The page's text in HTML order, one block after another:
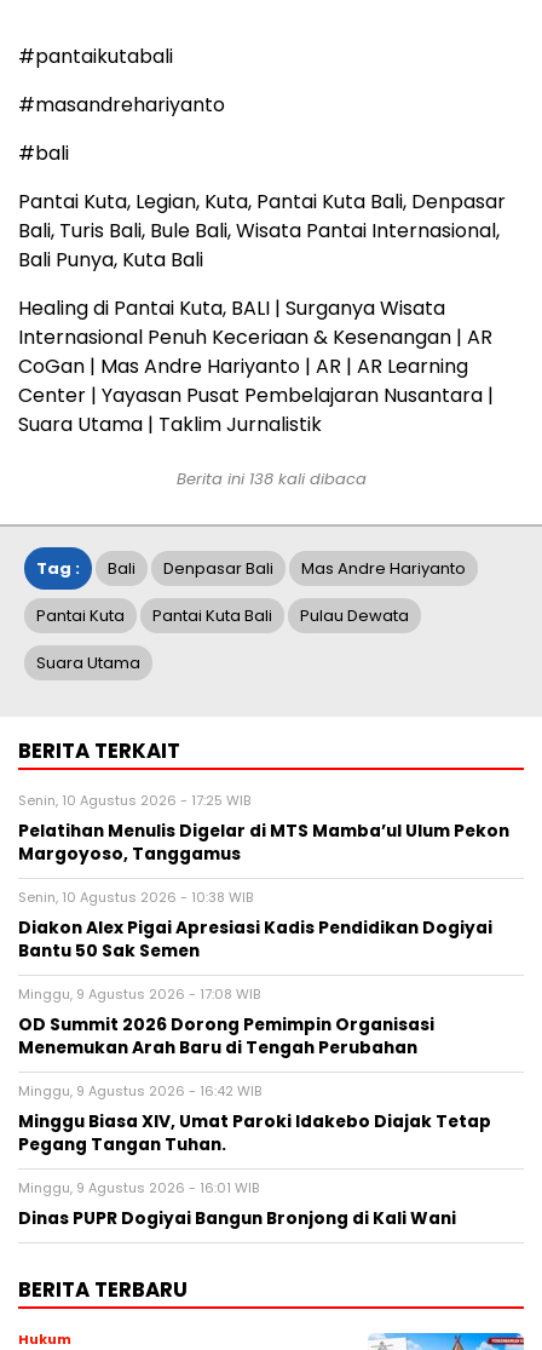
#pantaikutabali
#masandrehariyanto
#bali
Pantai Kuta, Legian, Kuta, Pantai Kuta Bali, Denpasar
Bali, Turis Bali, Bule Bali, Wisata Pantai Internasional,
Bali Punya, Kuta Bali
Healing di Pantai Kuta, BALI | Surganya Wisata
Internasional Penuh Keceriaan & Kesenangan | AR
CoGan | Mas Andre Hariyanto | AR | AR Learning
Center | Yayasan Pusat Pembelajaran Nusantara |
Suara Utama | Taklim Jurnalistik
Berita ini 138kali dibaca
Tag : Bali Denpasar Bali Mas Andre Hariyanto
Pantai Kuta Pantai Kuta Bali Pulau Dewata
Suara Utama
BERITA TERKAIT
Senin, 10 Agustus 2026 - 17:25 WIB
Pelatihan Menulis Digelar di MTS Mamba’ul Ulum Pekon
Margoyoso, Tanggamus
Senin, 10 Agustus 2026 - 10:38 WIB
Diakon Alex Pigai Apresiasi Kadis Pendidikan Dogiyai
Bantu 50 Sak Semen
Minggu, 9 Agustus 2026 - 17:08 WIB
OD Summit 2026 Dorong Pemimpin Organisasi
Menemukan Arah Baru di Tengah Perubahan
Minggu, 9 Agustus 2026 - 16:42 WIB
Minggu Biasa XIV, Umat Paroki Idakebo Diajak Tetap
Pegang Tangan Tuhan.
Minggu, 9 Agustus 2026 - 16:01 WIB
Dinas PUPR Dogiyai Bangun Bronjong di Kali Wani
BERITA TERBARU
Hukum